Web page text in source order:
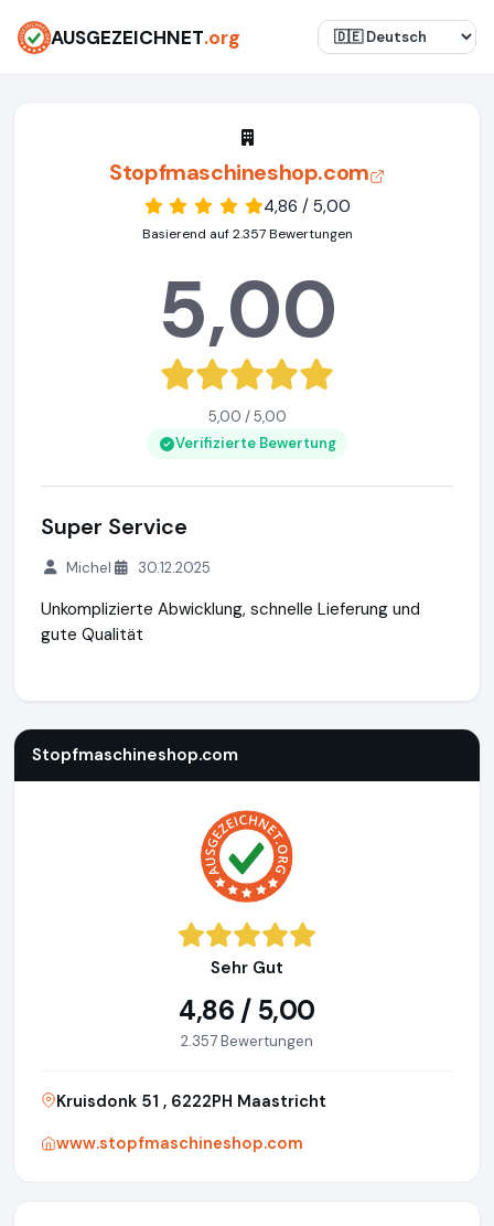
AUSGEZEICHNET.org
Stopfmaschineshop.com
4,86 / 5,00
Basierend auf 2.357 Bewertungen
5,00
5,00 / 5,00
Verifizierte Bewertung
Super Service
Michel 30.12.2025
Unkomplizierte Abwicklung, schnelle Lieferung und
gute Qualität
Stopfmaschineshop.com
Sehr Gut
4,86 / 5,00
2.357 Bewertungen
Kruisdonk 51 , 6222PH Maastricht
www.stopfmaschineshop.com